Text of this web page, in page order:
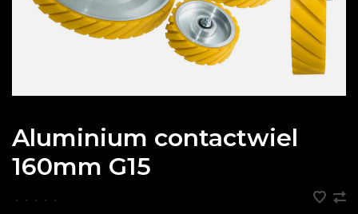
Aluminium contactwiel
160mm G15
• • • • •